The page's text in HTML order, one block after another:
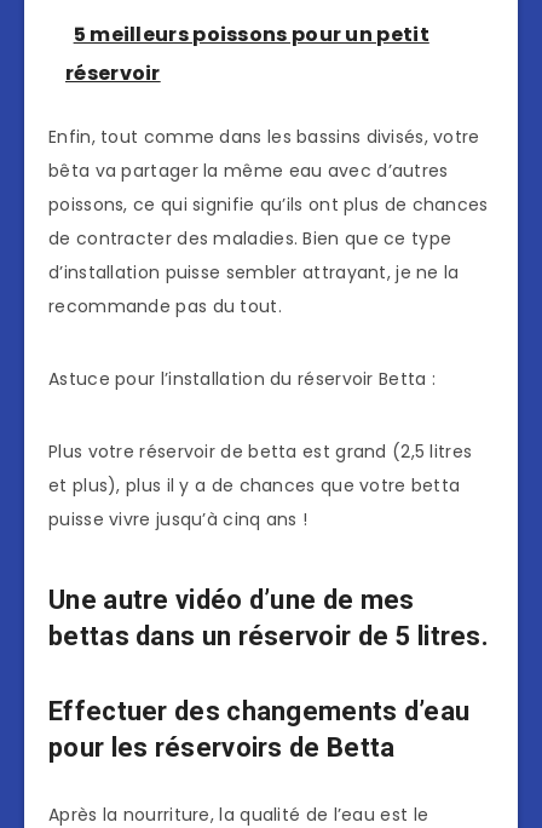
5 meilleurs poissons pour un petit
réservoir
Enfin, tout comme dans les bassins divisés, votre
bêta va partager la même eau avec d’autres
poissons, ce qui signifie qu’ils ont plus de chances
de contracter des maladies. Bien que ce type
d’installation puisse sembler attrayant, je ne la
recommande pas du tout.
Astuce pour l’installation du réservoir Betta :
Plus votre réservoir de betta est grand (2,5 litres
et plus), plus il y a de chances que votre betta
puisse vivre jusqu’à cinq ans !
Une autre vidéo d’une de mes
bettas dans un réservoir de 5 litres.
Effectuer des changements d’eau
pour les réservoirs de Betta
Après la nourriture, la qualité de l’eau est le